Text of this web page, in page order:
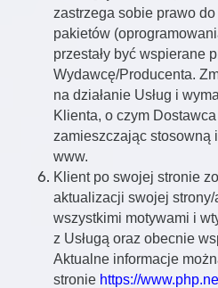
zastrzega sobie prawo
pakietów
przestały być wspierane
Wydawcę/Producenta.
na działanie Usług i
Klienta, o czym
zamieszczając stosowną
www.
Klient po swojej stronie
aktualizacji swojej
wszystkimi motywami i
z Usługą oraz obecnie
Aktualne informacje
stronie https://